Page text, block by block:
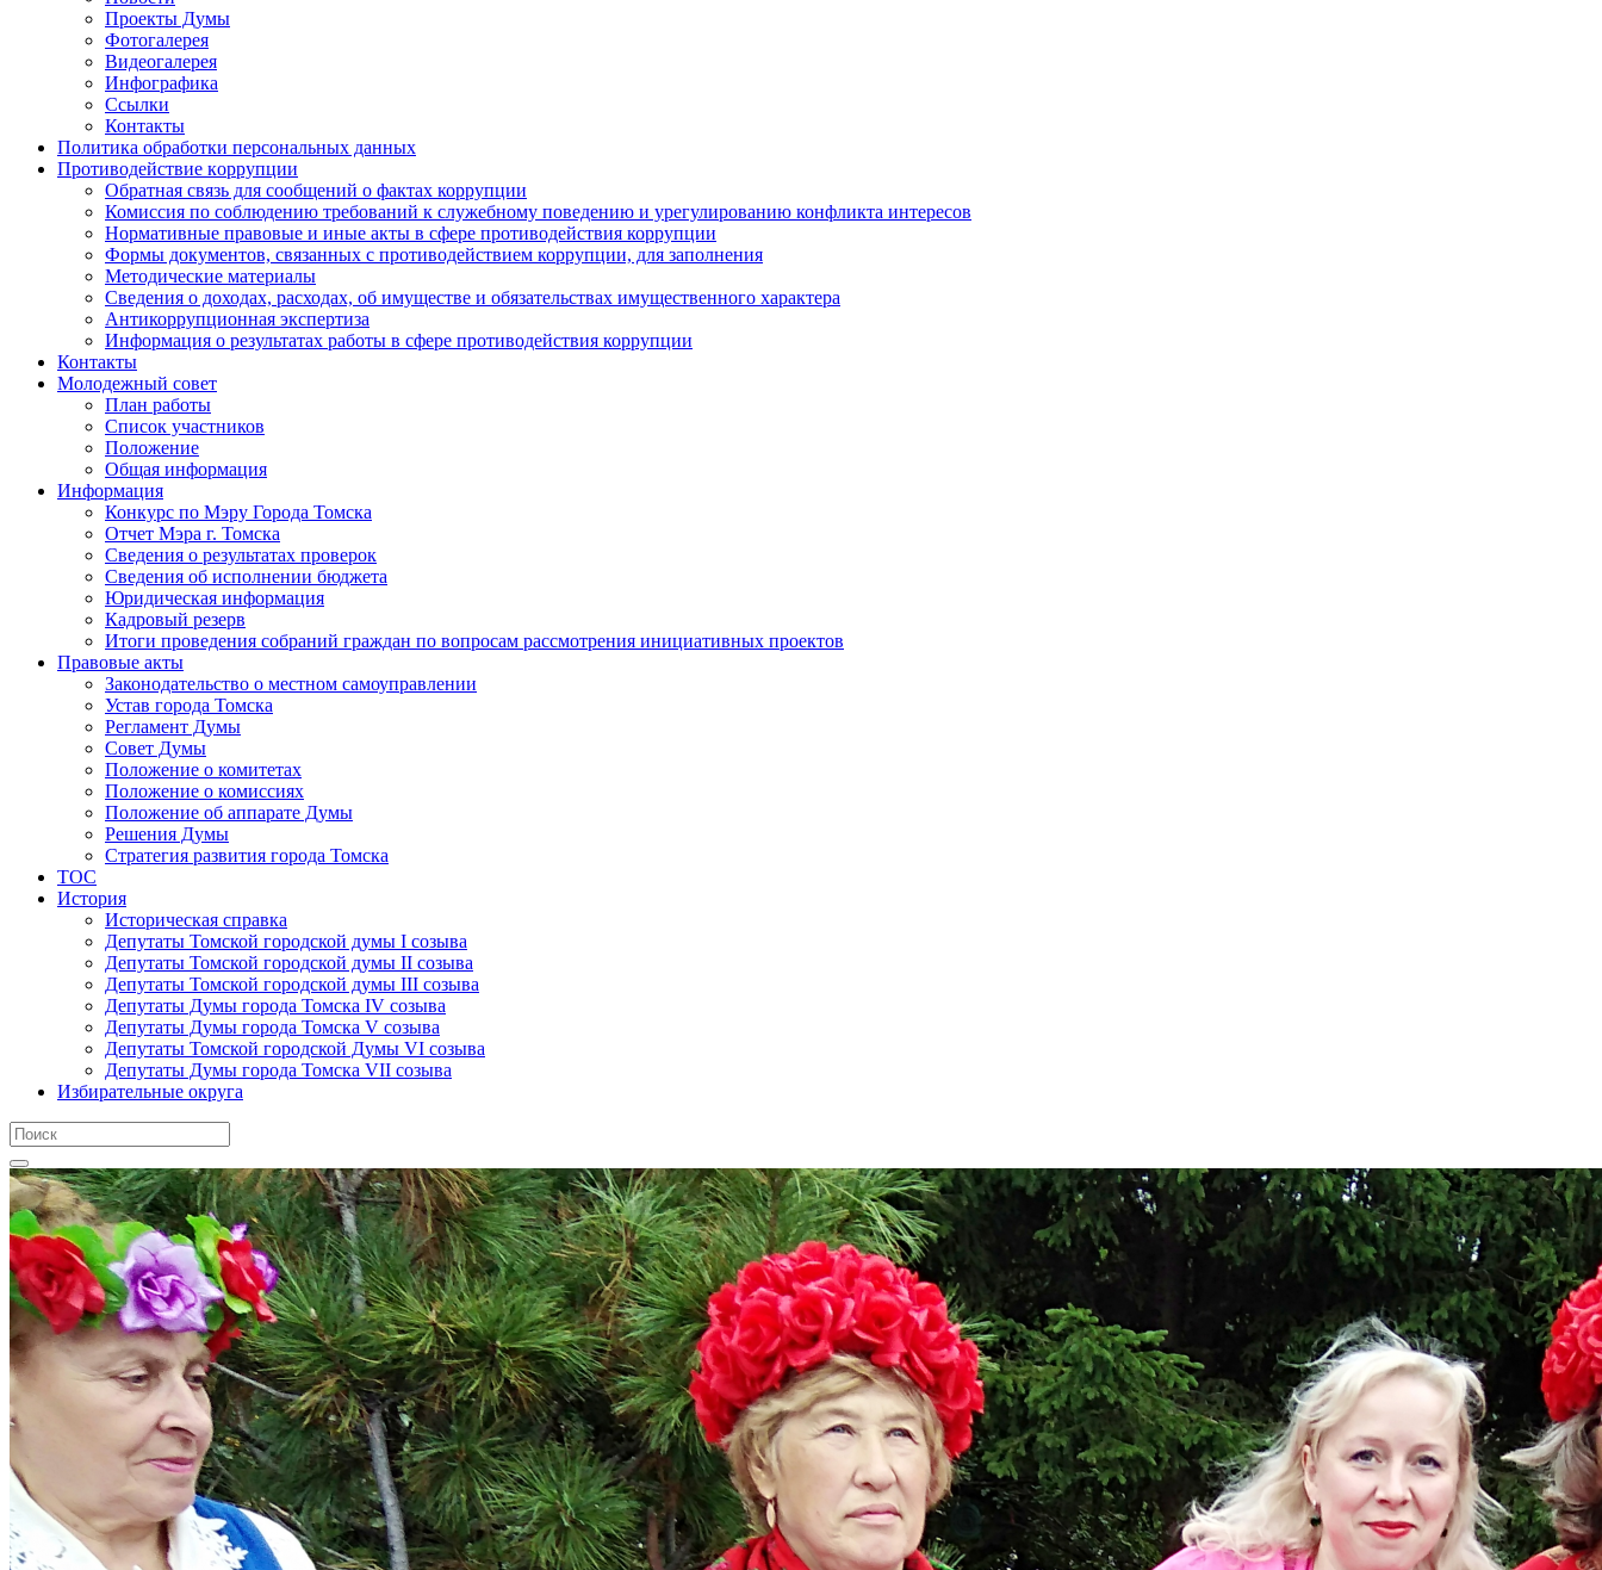
Проекты Думы
Фотогалерея
Видеогалерея
Инфографика
Ссылки
Контакты
Политика обработки персональных данных
Прoтивoдeйствие кoрpупции
Обратная связь для сообщений о фактах коррупции
Комиссия по соблюдению требований к служебному поведению и урегулированию конфликта интересов
Нормативные правовые и иные акты в сфере противодействия коррупции
Формы документов, связанных с противодействием коррупции, для заполнения
Методические материалы
Сведения о доходах, расходах, об имуществе и обязательствах имущественного характера
Антикоррупционная экспертиза
Информация о результатах работы в сфере противодействия коррупции
Контакты
Молодежный совет
План работы
Список участников
Положение
Общая информация
Информация
Конкурс по Мэру Города Томска
Отчет Мэра г. Томска
Сведения о результатах проверок
Сведения об исполнении бюджета
Юридическая информация
Кадровый резерв
Итоги проведения собраний граждан по вопросам рассмотрения инициативных проектов
Правовые акты
Законодательство о местном самоуправлении
Устав города Томска
Регламент Думы
Совет Думы
Положение о комитетах
Положение о комиссиях
Положение об аппарате Думы
Решения Думы
Стратегия развития города Томска
ТОС
История
Историческая справка
Депутаты Томской городской думы I созыва
Депутаты Томской городской думы II созыва
Депутаты Томской городской думы III созыва
Депутаты Думы города Томска IV созыва
Депутаты Думы города Томска V созыва
Депутаты Томской городской Думы VI созыва
Депутаты Думы города Томска VII созыва
Избирательные округа